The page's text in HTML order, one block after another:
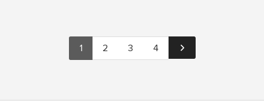
1 2 3 4